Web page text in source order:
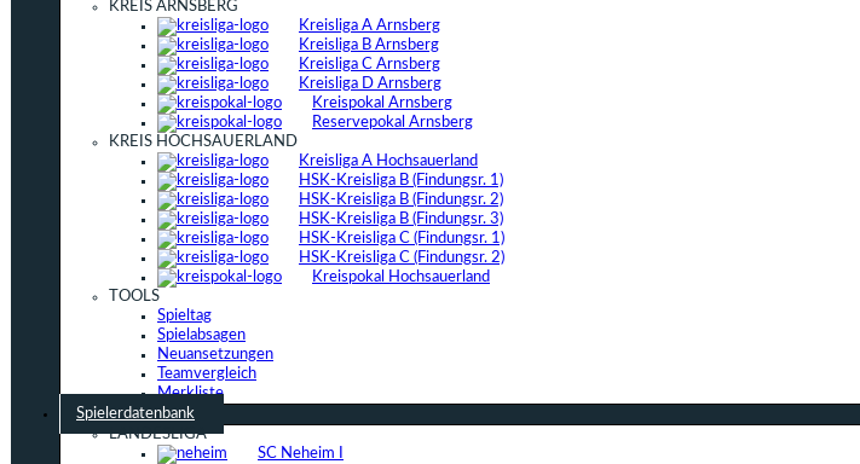
KREIS ARNSBERG
Kreisliga A Arnsberg
Kreisliga B Arnsberg
Kreisliga C Arnsberg
Kreisliga D Arnsberg
Kreispokal Arnsberg
Reservepokal Arnsberg
KREIS HOCHSAUERLAND
Kreisliga A Hochsauerland
HSK-Kreisliga B (Findungsr. 1)
HSK-Kreisliga B (Findungsr. 2)
HSK-Kreisliga B (Findungsr. 3)
HSK-Kreisliga C (Findungsr. 1)
HSK-Kreisliga C (Findungsr. 2)
Kreispokal Hochsauerland
TOOLS
Spieltag
Spielabsagen
Neuansetzungen
Teamvergleich
Merkliste
Spielerdatenbank
LANDESLIGA
SC Neheim I